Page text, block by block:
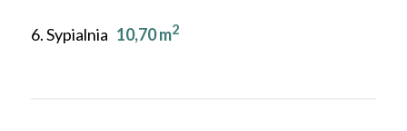
6. Sypialnia 10,70 m2